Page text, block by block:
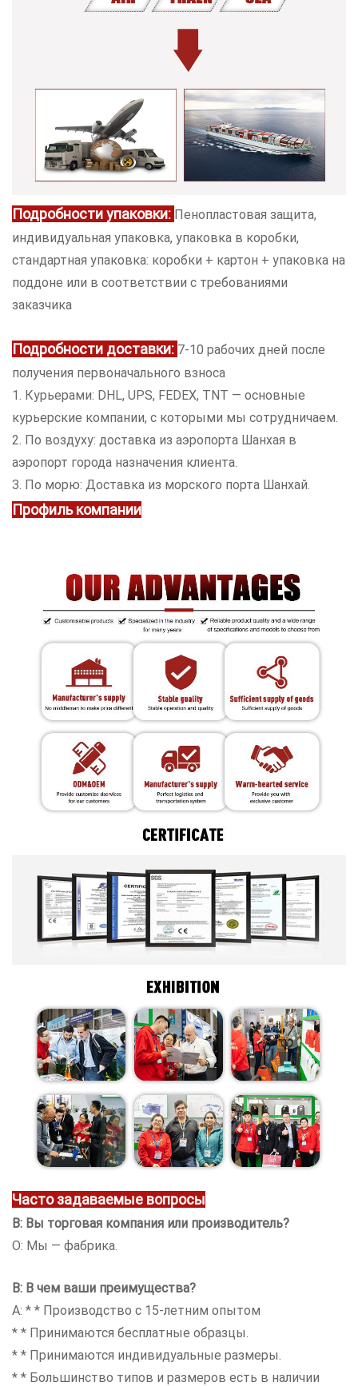
Подробности упаковки: Пенопластовая защита,
индивидуальная упаковка, упаковка в коробки,
стандартная упаковка: коробки + картон + упаковка на
поддоне или в соответствии с требованиями
заказчика
Подробности доставки: 7-10 рабочих дней после
получения первоначального взноса
1. Курьерами: DHL, UPS, FEDEX, TNT — основные
курьерские компании, с которыми мы сотрудничаем.
2. По воздуху: доставка из аэропорта Шанхая в
аэропорт города назначения клиента.
3. По морю: Доставка из морского порта Шанхай.
Профиль компании
Часто задаваемые вопросы
В: Вы торговая компания или производитель?
О: Мы — фабрика.
В: В чем ваши преимущества?
A: * * Производство с 15-летним опытом
* * Принимаются бесплатные образцы.
* * Принимаются индивидуальные размеры.
* * Большинство типов и размеров есть в наличии